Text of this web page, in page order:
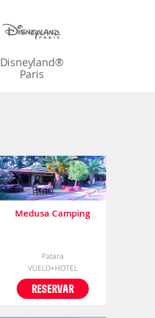
Disneyland®
Paris
Medusa Camping
Patara
VUELO+HOTEL
RESERVAR